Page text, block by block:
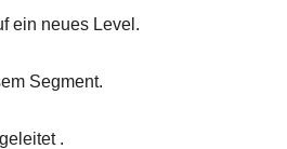
ein neues Level.
Segment.
.